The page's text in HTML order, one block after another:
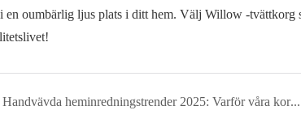
oumbärlig ljus plats i ditt hem. Välj Willow -tvättkorg
Handvävda heminredningstrender 2025: Varför våra korgar är ett måste för miljövänliga konsumenter?